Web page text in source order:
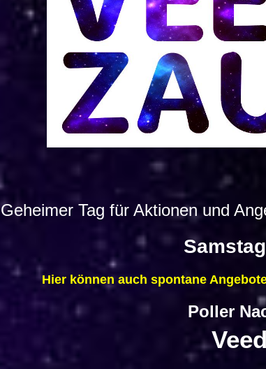
Geheimer Tag für Aktionen und
Hier können auch spontane
Poller